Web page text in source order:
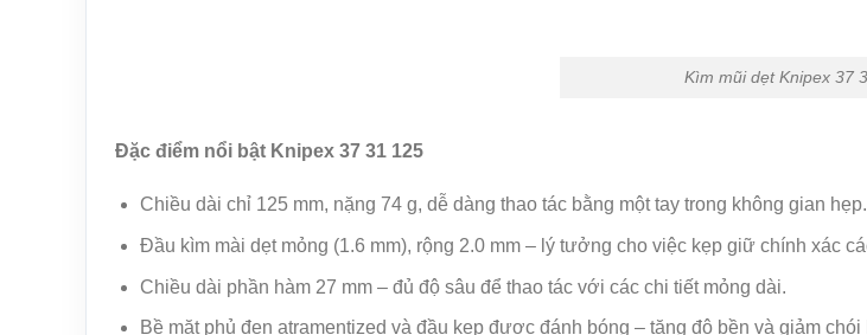
Kìm mũi dẹt Knipex 37
Đặc điểm nổi bật Knipex 37 31 125
Chiều dài chỉ 125 mm, nặng 74 g, dễ dàng thao tác bằng một tay trong không gian hẹp.
Đầu kìm mài dẹt mỏng (1.6 mm), rộng 2.0 mm – lý tưởng cho việc kẹp giữ chính xác
Chiều dài phần hàm 27 mm – đủ độ sâu để thao tác với các chi tiết mỏng dài.
Bề mặt phủ đen atramentized và đầu kẹp được đánh bóng – tăng độ bền và giảm